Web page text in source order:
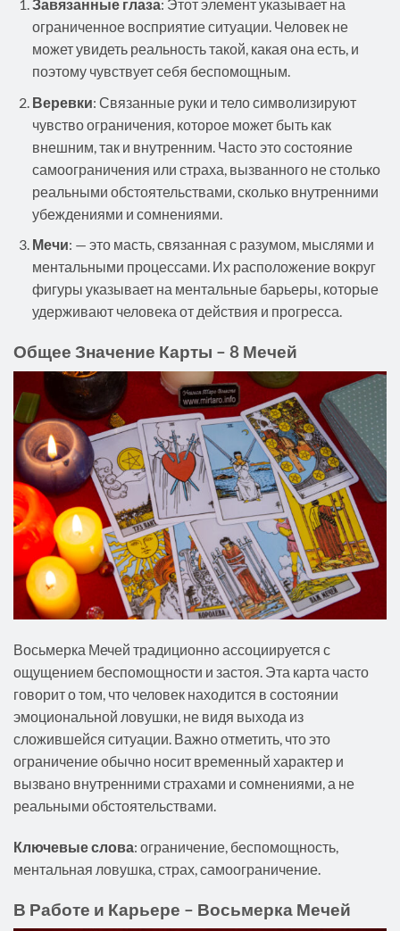
Завязанные глаза: Этот элемент указывает на
ограниченное восприятие ситуации. Человек не
может увидеть реальность такой, какая она есть, и
поэтому чувствует себя беспомощным.
Веревки: Связанные руки и тело символизируют
чувство ограничения, которое может быть как
внешним, так и внутренним. Часто это состояние
самоограничения или страха, вызванного не столько
реальными обстоятельствами, сколько внутренними
убеждениями и сомнениями.
Мечи: — это масть, связанная с разумом, мыслями и
ментальными процессами. Их расположение вокруг
фигуры указывает на ментальные барьеры, которые
удерживают человека от действия и прогресса.
Общее Значение Карты – 8 Мечей
Восьмерка Мечей традиционно ассоциируется с
ощущением беспомощности и застоя. Эта карта часто
говорит о том, что человек находится в состоянии
эмоциональной ловушки, не видя выхода из
сложившейся ситуации. Важно отметить, что это
ограничение обычно носит временный характер и
вызвано внутренними страхами и сомнениями, а не
реальными обстоятельствами.
Ключевые слова: ограничение, беспомощность,
ментальная ловушка, страх, самоограничение.
В Работе и Карьере – Восьмерка Мечей